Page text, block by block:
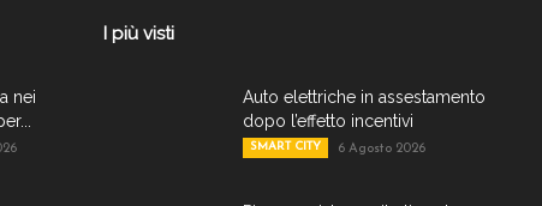
nei
I più visti
Auto elettriche in assestamento
dopo l’effetto incentivi
SMART CITY 6 Agosto 2026